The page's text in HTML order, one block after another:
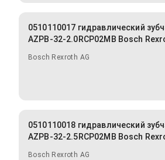
0510110017 гидравлический
AZPB-32-2.0RCP02MB Bosch
Bosch Rexroth AG
0510110018 гидравлический
AZPB-32-2.5RCP02MB Bosch
Bosch Rexroth AG